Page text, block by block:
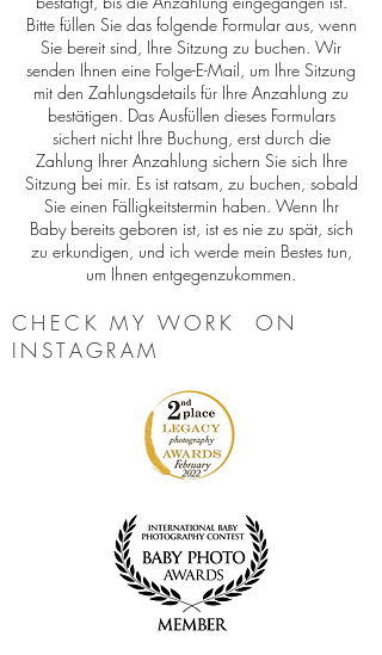
Bitte füllen Sie das folgende Formular aus, wenn
Sie bereit sind, Ihre Sitzung zu buchen. Wir
senden Ihnen eine Folge-E-Mail, um Ihre Sitzung
mit den Zahlungsdetails für Ihre Anzahlung zu
bestätigen. Das Ausfüllen dieses Formulars
sichert nicht Ihre Buchung, erst durch die
Zahlung Ihrer Anzahlung sichern Sie sich Ihre
Sitzung bei mir. Es ist ratsam, zu buchen, sobald
Sie einen Fälligkeitstermin haben. Wenn Ihr
Baby bereits geboren ist, ist es nie zu spät, sich
zu erkundigen, und ich werde mein Bestes tun,
um Ihnen entgegenzukommen.
CHECK MY WORK ON
INSTAGRAM